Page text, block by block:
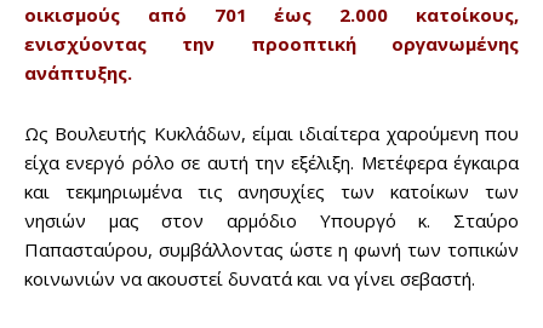
οικισμούς από 701 έως 2.000 κατοίκους,
ενισχύοντας την προοπτική οργανωμένης
ανάπτυξης.
Ως Βουλευτής Κυκλάδων, είμαι ιδιαίτερα χαρούμενη που
είχα ενεργό ρόλο σε αυτή την εξέλιξη. Μετέφερα έγκαιρα
και τεκμηριωμένα τις ανησυχίες των κατοίκων των
νησιών μας στον αρμόδιο Υπουργό κ. Σταύρο
Παπασταύρου, συμβάλλοντας ώστε η φωνή των τοπικών
κοινωνιών να ακουστεί δυνατά και να γίνει σεβαστή.